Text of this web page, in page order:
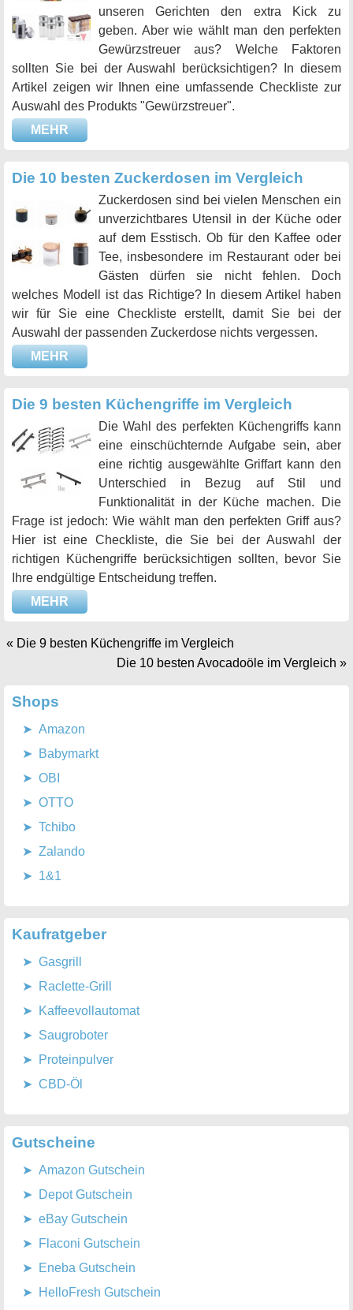
unseren Gerichten den extra Kick zu
geben. Aber wie wählt man den perfekten
Gewürzstreuer aus? Welche Faktoren
sollten Sie bei der Auswahl berücksichtigen? In diesem
Artikel zeigen wir Ihnen eine umfassende Checkliste zur
Auswahl des Produkts "Gewürzstreuer".
MEHR
Die 10 besten Zuckerdosen im Vergleich
Zuckerdosen sind bei vielen Menschen ein
unverzichtbares Utensil in der Küche oder
auf dem Esstisch. Ob für den Kaffee oder
Tee, insbesondere im Restaurant oder bei
Gästen dürfen sie nicht fehlen. Doch
welches Modell ist das Richtige? In diesem Artikel haben
wir für Sie eine Checkliste erstellt, damit Sie bei der
Auswahl der passenden Zuckerdose nichts vergessen.
MEHR
Die 9 besten Küchengriffe im Vergleich
Die Wahl des perfekten Küchengriffs kann
eine einschüchternde Aufgabe sein, aber
eine richtig ausgewählte Griffart kann den
Unterschied in Bezug auf Stil und
Funktionalität in der Küche machen. Die
Frage ist jedoch: Wie wählt man den perfekten Griff aus?
Hier ist eine Checkliste, die Sie bei der Auswahl der
richtigen Küchengriffe berücksichtigen sollten, bevor Sie
Ihre endgültige Entscheidung treffen.
MEHR
« Die 9 besten Küchengriffe im Vergleich
Die 10 besten Avocadoöle im Vergleich »
Shops
Amazon
Babymarkt
OBI
OTTO
Tchibo
Zalando
1&1
Kaufratgeber
Gasgrill
Raclette-Grill
Kaffeevollautomat
Saugroboter
Proteinpulver
CBD-Öl
Gutscheine
Amazon Gutschein
Depot Gutschein
eBay Gutschein
Flaconi Gutschein
Eneba Gutschein
HelloFresh Gutschein